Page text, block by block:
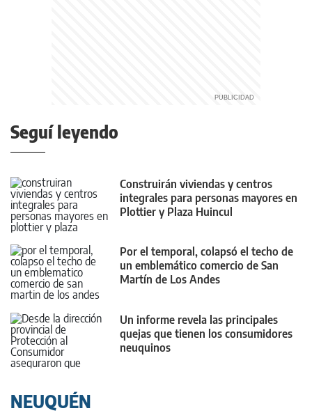
Seguí leyendo
Construirán viviendas y centros
integrales para personas mayores en
Plottier y Plaza Huincul
Por el temporal, colapsó el techo de
un emblemático comercio de San
Martín de Los Andes
Un informe revela las principales
quejas que tienen los consumidores
neuquinos
NEUQUÉN